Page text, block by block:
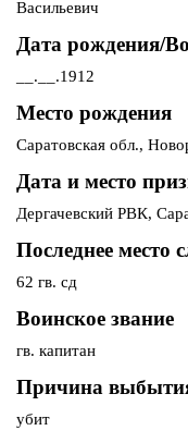
Васильевич
Дата рождения/
__.__.1912
Место рождения
Саратовская обл.,
Дата и место
Дергачевский РВК,
Последнее место
62 гв. сд
Воинское звание
гв. капитан
Причина
убит